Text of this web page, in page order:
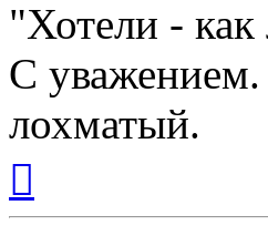
"Хотели -
С
лохматый.
началу